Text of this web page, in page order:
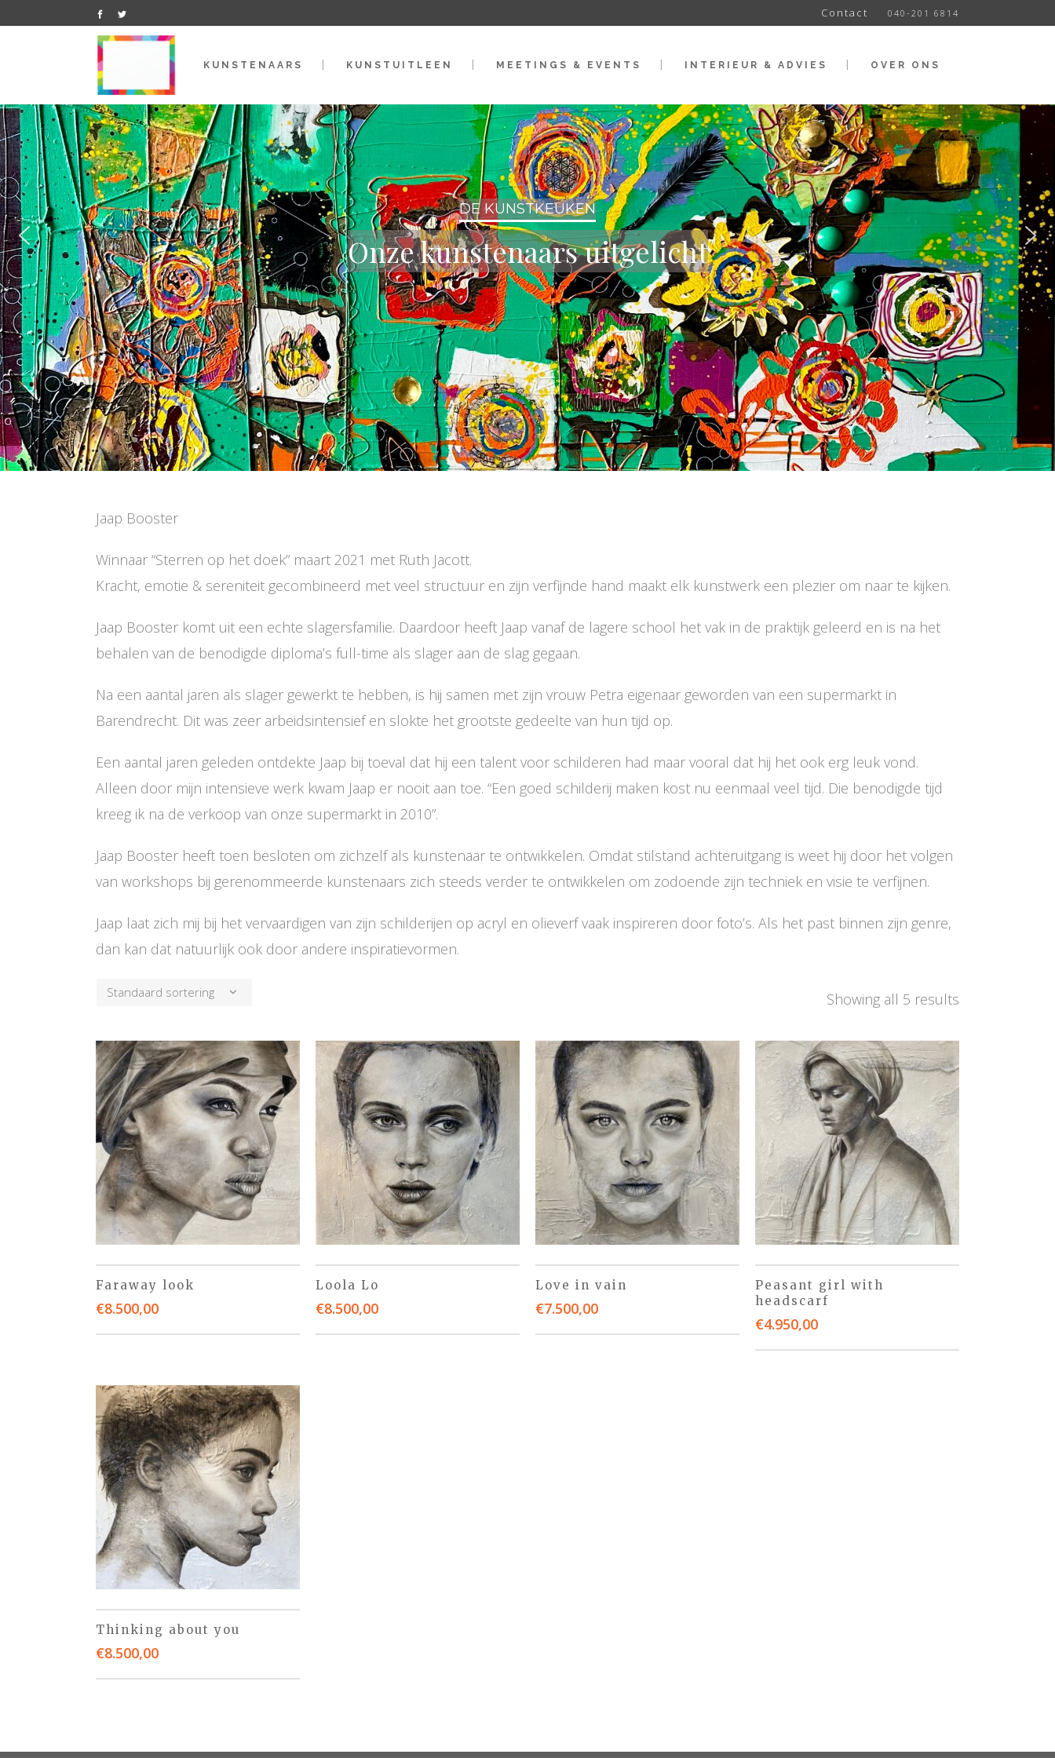
Contact 040-201 6814
KUNSTENAARS KUNSTUITLEEN MEETINGS & EVENTS INTERIEUR & ADVIES OVER ONS
DE KUNSTKEUKEN
Onze kunstenaars uitgelicht
Jaap Booster
Winnaar “Sterren op het doek” maart 2021 met Ruth Jacott.
Kracht, emotie & sereniteit gecombineerd met veel structuur en zijn verfijnde hand maakt elk kunstwerk een plezier om naar te kijken.
Jaap Booster komt uit een echte slagersfamilie. Daardoor heeft Jaap vanaf de lagere school het vak in de praktijk geleerd en is na het
behalen van de benodigde diploma’s full-time als slager aan de slag gegaan.
Na een aantal jaren als slager gewerkt te hebben, is hij samen met zijn vrouw Petra eigenaar geworden van een supermarkt in
Barendrecht. Dit was zeer arbeidsintensief en slokte het grootste gedeelte van hun tijd op.
Een aantal jaren geleden ontdekte Jaap bij toeval dat hij een talent voor schilderen had maar vooral dat hij het ook erg leuk vond.
Alleen door mijn intensieve werk kwam Jaap er nooit aan toe. “Een goed schilderij maken kost nu eenmaal veel tijd. Die benodigde tijd
kreeg ik na de verkoop van onze supermarkt in 2010”.
Jaap Booster heeft toen besloten om zichzelf als kunstenaar te ontwikkelen. Omdat stilstand achteruitgang is weet hij door het volgen
van workshops bij gerenommeerde kunstenaars zich steeds verder te ontwikkelen om zodoende zijn techniek en visie te verfijnen.
Jaap laat zich mij bij het vervaardigen van zijn schilderijen op acryl en olieverf vaak inspireren door foto’s. Als het past binnen zijn genre,
dan kan dat natuurlijk ook door andere inspiratievormen.
Showing all 5 results
Standaard sortering
Faraway look
€8.500,00
Loola Lo
€8.500,00
Love in vain
€7.500,00
Peasant girl with
headscarf
€4.950,00
Thinking about you
€8.500,00